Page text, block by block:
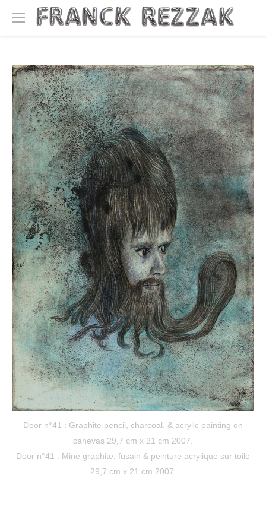
Door n°41 : Graphite pencil, charcoal, & acrylic painting on
canevas 29,7 cm x 21 cm 2007.
Door n°41 : Mine graphite, fusain & peinture acrylique sur toile
29,7 cm x 21 cm 2007.